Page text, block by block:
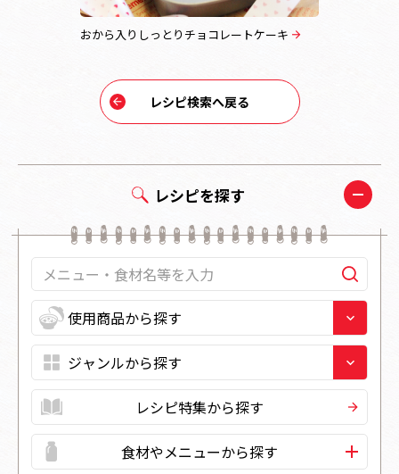
レシピを探す
レシピ特集から探す
食材やメニューから探す
おから入りしっとりチョコレートケーキ
レシピ検索へ戻る